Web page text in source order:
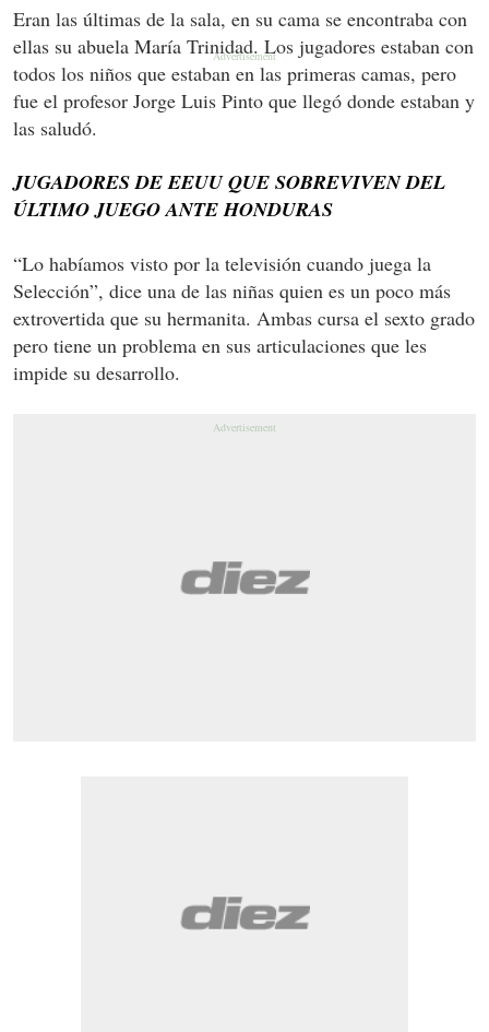
Eran las últimas de la sala, en su cama se encontraba con
ellas su abuela María Trinidad. Los jugadores estaban con
todos los niños que estaban en las primeras camas, pero
fue el profesor Jorge Luis Pinto que llegó donde estaban y
las saludó.
JUGADORES DE EEUU QUE SOBREVIVEN DEL
ÚLTIMO JUEGO ANTE HONDURAS
“Lo habíamos visto por la televisión cuando juega la
Selección”, dice una de las niñas quien es un poco más
extrovertida que su hermanita. Ambas cursa el sexto grado
pero tiene un problema en sus articulaciones que les
impide su desarrollo.